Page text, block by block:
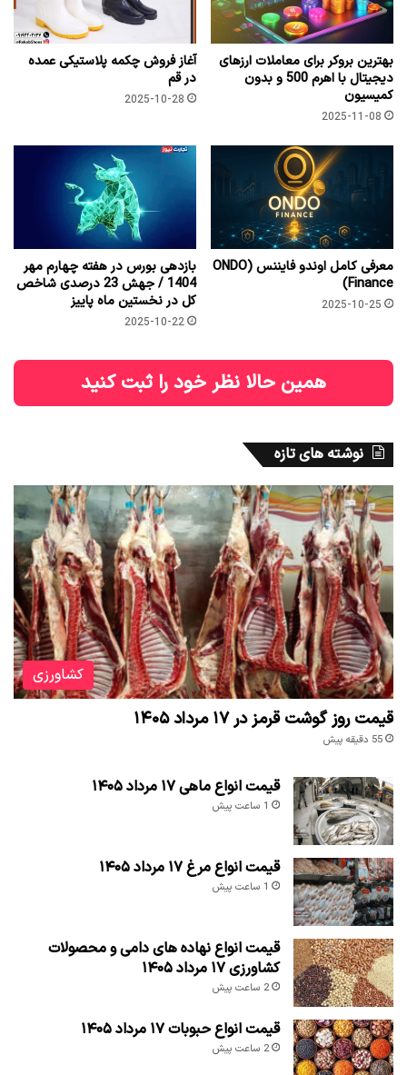
بهترین بروکر برای معاملات ارزهای
دیجیتال با اهرم 500 و بدون
کمیسیون
2025-11-08
آغاز فروش چکمه پلاستیکی عمده
در قم
2025-10-28
معرفی کامل اوندو فایننس (ONDO
Finance)
2025-10-25
بازدهی بورس در هفته چهارم مهر
1404 / جهش 23 درصدی شاخص
کل در نخستین ماه پاییز
2025-10-22
همین حالا نظر خود را ثبت کنید
نوشته های تازه
کشاورزی
قیمت روز گوشت قرمز در ۱۷ مرداد ۱۴۰۵
55 دقیقه پیش
قیمت انواع ماهی ۱۷ مرداد ۱۴۰۵
1 ساعت پیش
قیمت انواع مرغ ۱۷ مرداد ۱۴۰۵
1 ساعت پیش
قیمت انواع نهاده های دامی و محصولات
کشاورزی ۱۷ مرداد ۱۴۰۵
2 ساعت پیش
قیمت انواع حبوبات ۱۷ مرداد ۱۴۰۵
2 ساعت پیش